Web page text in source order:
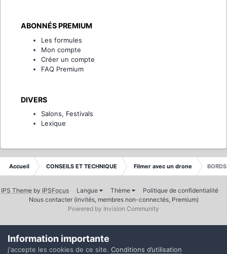
ABONNÉS PREMIUM
Les formules
Mon compte
Créer un compte
FAQ Premium
DIVERS
Salons, Festivals
Lexique
Accueil CONSEILS ET TECHNIQUE Filmer avec un drone
IPS Theme by IPSFocus Langue Thème
Politique de confidentialité
Nous contacter (invités, membres non-connectés, Premium)
Powered by Invision Community
Information importante
j'accepte les cookies de ce site. Conditions d’utilisation